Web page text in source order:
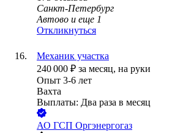
Санкт-Петербург
Автово и еще 1
Откликнуться
Механик участка
240 000 ₽ за месяц, на руки
Опыт 3-6 лет
Вахта
Выплаты: Два раза в месяц
АО ГСП Оргэнергогаз